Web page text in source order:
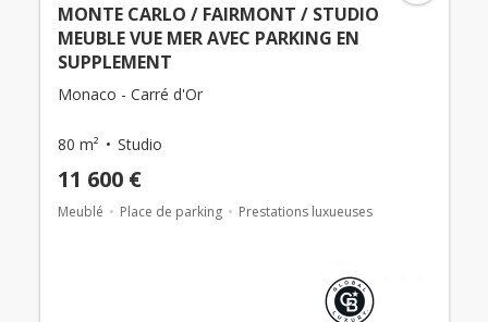
MONTE CARLO / FAIRMONT / STUDIO
MEUBLE VUE MER AVEC PARKING EN
SUPPLEMENT
Monaco - Carré d'Or
80 m² Studio
11 600 €
Meublé Place de parking Prestations luxueuses